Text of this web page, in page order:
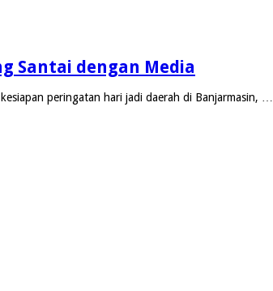
Santai dengan Media
peringatan hari jadi daerah di Banjarmasin, …